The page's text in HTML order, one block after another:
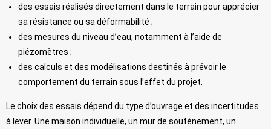
des essais réalisés directement dans le terrain pour apprécier
sa résistance ou sa déformabilité ;
des mesures du niveau d’eau, notamment à l’aide de
piézomètres ;
des calculs et des modélisations destinés à prévoir le
comportement du terrain sous l’effet du projet.
Le choix des essais dépend du type d’ouvrage et des incertitudes
à lever. Une maison individuelle, un mur de soutènement, un